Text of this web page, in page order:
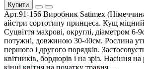
Купити
Арт.91-156 Виробник Satimex
айстри сортотипу принцеса. Кущ
Суцвіття махрові, округлі, діаметром 6-
потужні, довжиною 30-40см. Рослина
першого і другого порядків.
квітників, бордюрів і на зріз. Насіння
кінці квітня на початку травня. ..